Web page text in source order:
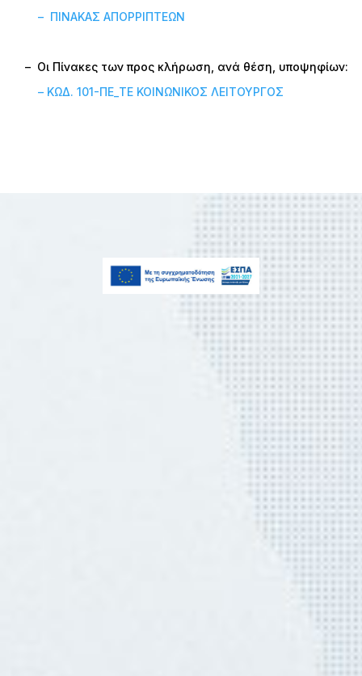
– ΠΙΝΑΚΑΣ ΑΠΟΡΡΙΠΤΕΩΝ
– Οι Πίνακες των προς κλήρωση, ανά θέση, υποψηφίων:
– ΚΩΔ. 101-ΠΕ_ΤΕ ΚΟΙΝΩΝΙΚΟΣ ΛΕΙΤΟΥΡΓΟΣ